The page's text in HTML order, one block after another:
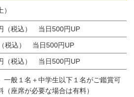
（税込） 当日500円UP
税込） 当日500円UP
（税込） 当日500円UP
般１名＋中学生以下１名がご鑑賞可
座席が必要な場合は有料）